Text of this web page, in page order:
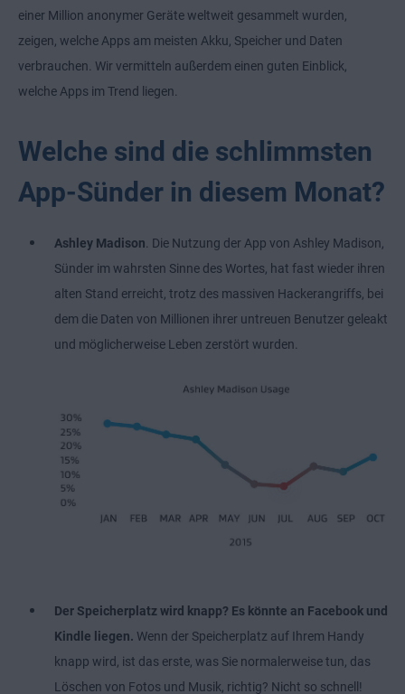
einer Million anonymer Geräte weltweit gesammelt wurden,
zeigen, welche Apps am meisten Akku, Speicher und Daten
verbrauchen. Wir vermitteln außerdem einen guten Einblick,
welche Apps im Trend liegen.
Welche sind die schlimmsten
App-Sünder in diesem Monat?
Ashley Madison. Die Nutzung der App von Ashley Madison,
Sünder im wahrsten Sinne des Wortes, hat fast wieder ihren
alten Stand erreicht, trotz des massiven Hackerangriffs, bei
dem die Daten von Millionen ihrer untreuen Benutzer geleakt
und möglicherweise Leben zerstört wurden.
Der Speicherplatz wird knapp? Es könnte an Facebook und
Kindle liegen. Wenn der Speicherplatz auf Ihrem Handy
knapp wird, ist das erste, was Sie normalerweise tun, das
Löschen von Fotos und Musik, richtig? Nicht so schnell!